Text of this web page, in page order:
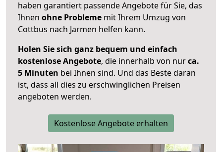
haben garantiert passende Angebote für Sie, das
Ihnen ohne Probleme mit Ihrem Umzug von
Cottbus nach Jarmen helfen kann.
Holen Sie sich ganz bequem und einfach
kostenlose Angebote, die innerhalb von nurca.
5 Minuten bei Ihnen sind. Und das Beste daran
ist, dass all dies zu erschwinglichen Preisen
angeboten werden.
Kostenlose Angebote erhalten